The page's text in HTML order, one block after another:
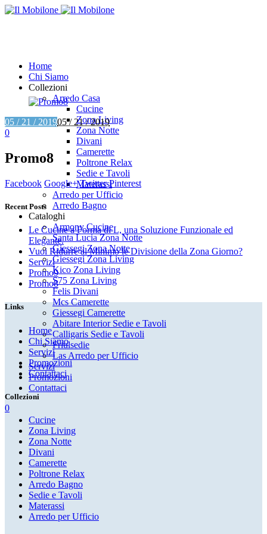
Home
Chi Siamo
Collezioni
Arredo Casa
Cucine
Zona Living
Zona Notte
Divani
Camerette
Poltrone Relax
Sedie e Tavoli
Materassi
Arredo per Ufficio
Arredo Bagno
Cataloghi
Armony Cucine
Santa Lucia Zona Notte
Giessegi Zona Notte
Giessegi Zona Living
Kico Zona Living
S75 Zona Living
Felis Divani
Mcs Camerette
Giessegi Camerette
Abitare Interior Sedie e Tavoli
Calligaris Sedie e Tavoli
Friulsedie
Las Arredo per Ufficio
Servizi
Promozioni
Contattaci
0
05 / 21 / 201905 / 21 / 2019
0
Promo8
Facebook Google+ Twitter Pinterest
Recent Posts
Le Cucine a Forma di L, una Soluzione Funzionale ed
Elegante.
Vuoi Ridurre al Minimo le Divisione della Zona Giorno?
Servizi
Promo9
Promo8
Links
Home
Chi Siamo
Servizi
Promozioni
Contattaci
Collezioni
Cucine
Zona Living
Zona Notte
Divani
Camerette
Poltrone Relax
Arredo Bagno
Sedie e Tavoli
Materassi
Arredo per Ufficio